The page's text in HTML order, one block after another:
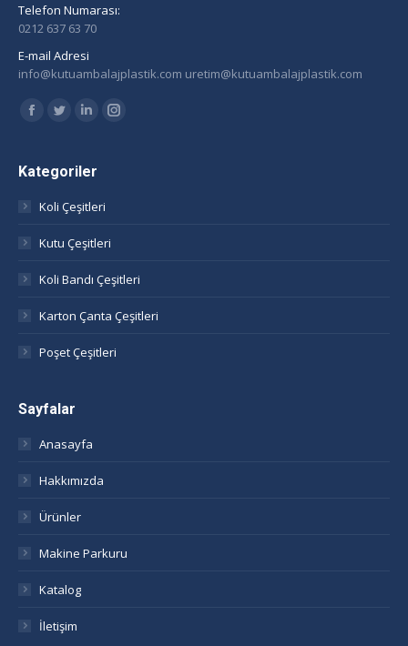
Telefon Numarası:
0212 637 63 70
E-mail Adresi
info@kutuambalajplastik.com uretim@kutuambalajplastik.com
Find us on:
Facebook
opens
new
window
Twitter
opens
new
window
Linkedin
opens
new
window
Instagram
Kategoriler
Koli Çeşitleri
Kutu Çeşitleri
Koli Bandı Çeşitleri
Karton Çanta Çeşitleri
Poşet Çeşitleri
Sayfalar
Anasayfa
Hakkımızda
Ürünler
Makine Parkuru
Katalog
İletişim